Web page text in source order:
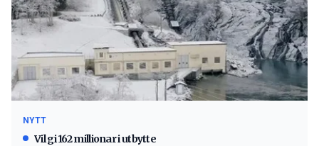
NYTT
Vil gi 162 millionar i utbytte